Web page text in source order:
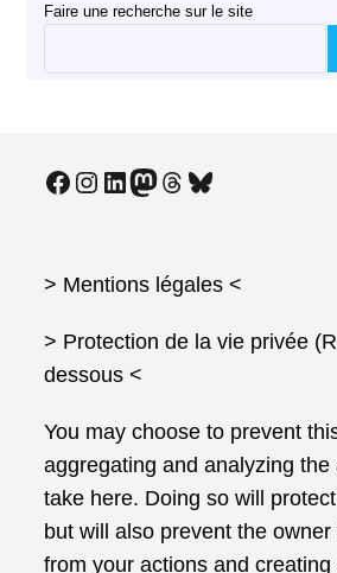
Faire une recherche sur le site
Facebook
Instagram
LinkedIn
Mastodon
ThreadsBluesky
> Mentions légales <
> Protection de la vie privée
dessous <
You may choose to prevent
aggregating and analyzing the
take here. Doing so will
but will also prevent the
from your actions and creating